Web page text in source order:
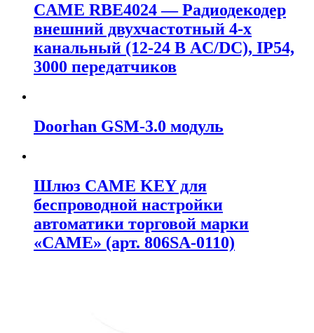
CAME RBE4024 — Радиодекодер
внешний двухчастотный 4-х
канальный (12-24 В AC/DC), IP54,
3000 передатчиков
Doorhan GSM-3.0 модуль
Шлюз CAME KEY для
беспроводной настройки
автоматики торговой марки
«CAME» (арт. 806SA-0110)